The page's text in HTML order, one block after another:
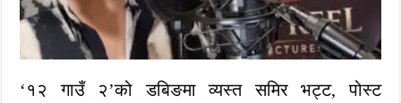
‘१२ गाउँ २’को डबिङमा व्यस्त समिर भट्ट, पोस्ट